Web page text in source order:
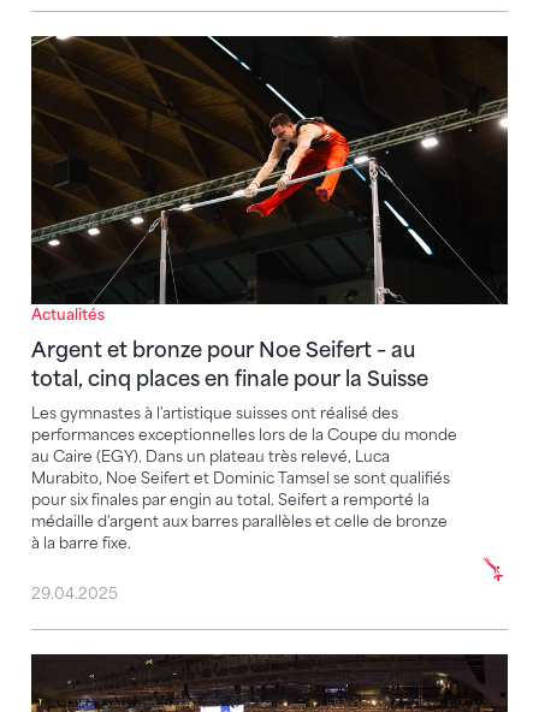
Actualités
Argent et bronze pour Noe Seifert – au
total, cinq places en finale pour la Suisse
Les gymnastes à l'artistique suisses ont réalisé des
performances exceptionnelles lors de la Coupe du monde
au Caire (EGY). Dans un plateau très relevé, Luca
Murabito, Noe Seifert et Dominic Tamsel se sont qualifiés
pour six finales par engin au total. Seifert a remporté la
médaille d'argent aux barres parallèles et celle de bronze
à la barre fixe.
Argent et bronze pour Noe Seifert – au total, cinq
29.04.2025
Notre équipe pour les CE à Leipzig